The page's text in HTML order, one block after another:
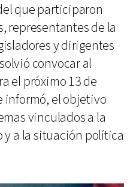
que participaron
representantes de la
y dirigentes
convocar al
el próximo 13 de
informó, el objetivo
vinculados a la
a la situación política